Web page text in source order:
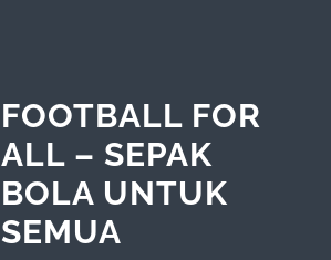
FOOTBALL FOR
ALL – SEPAK
BOLA UNTUK
SEMUA